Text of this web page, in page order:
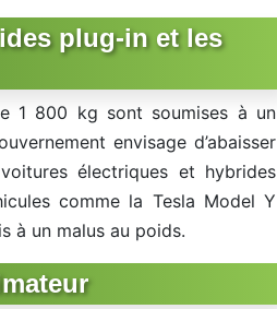
plug-in et les
1 800 kg sont soumises à un
envisage d’abaisser
électriques et hybrides
comme la Tesla Model Y
à un malus au poids.